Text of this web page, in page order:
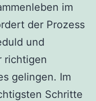
im
der Prozess
und
richtigen
gelingen. Im
Schritte